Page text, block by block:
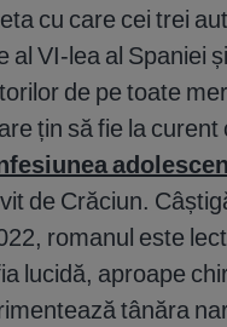
cu care cei trei
al VI-lea al Spaniei
de pe toate
țin să fie la
de Crăciun.
romanul este
lucidă, aproape
tânăra